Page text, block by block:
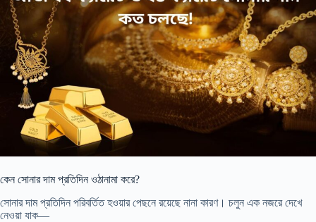
কেন সোনার দাম প্রতিদিন ওঠানামা করে?
সোনার দাম প্রতিদিন পরিবর্তিত হওয়ার পেছনে রয়েছে নানা কারণ। চলুন এক নজরে দেখে
নেওয়া যাক—